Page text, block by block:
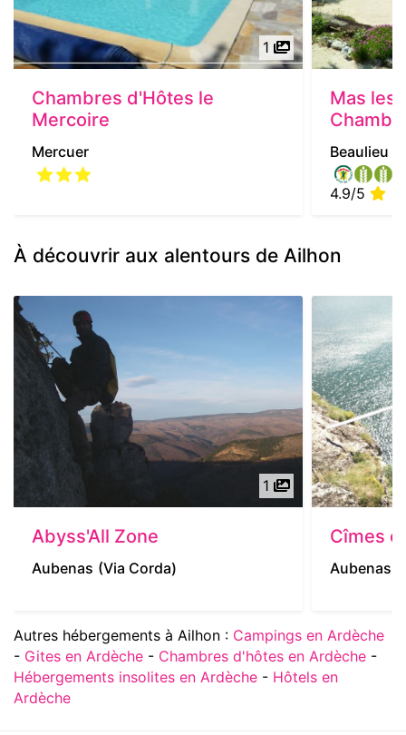
1
Chambres d'Hôtes le
Mercoire
Mercuer
Mas les
Beaulieu
4.9/5 |
À découvrir aux alentours de Ailhon
1
Abyss'All Zone
Aubenas (Via Corda)
Cîmes
Aubenas
Autres hébergements à Ailhon : Campings en Ardèche
- Gites en Ardèche - Chambres d'hôtes en Ardèche -
Hébergements insolites en Ardèche - Hôtels en
Ardèche